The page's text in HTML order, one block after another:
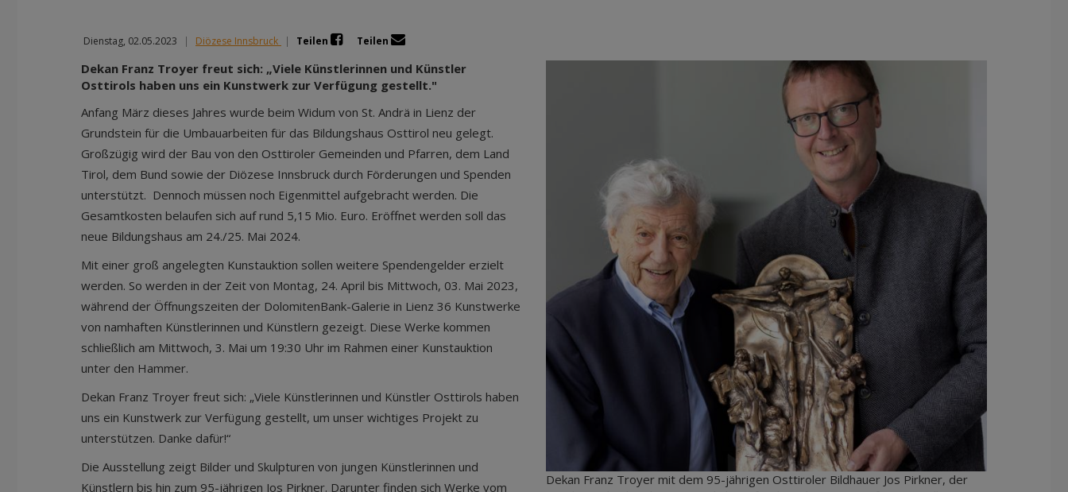
Dienstag, 02.05.2023 | Diözese Innsbruck | Teilen Teilen
Dekan Franz Troyer freut sich: „Viele Künstlerinnen und Künstler
Osttirols haben uns ein Kunstwerk zur Verfügung gestellt."
Anfang März dieses Jahres wurde beim Widum von St. Andrä in Lienz der
Grundstein für die Umbauarbeiten für das Bildungshaus Osttirol neu gelegt.
Großzügig wird der Bau von den Osttiroler Gemeinden und Pfarren, dem Land
Tirol, dem Bund sowie der Diözese Innsbruck durch Förderungen und Spenden
unterstützt. Dennoch müssen noch Eigenmittel aufgebracht werden. Die
Gesamtkosten belaufen sich auf rund 5,15 Mio. Euro. Eröffnet werden soll das
neue Bildungshaus am 24./25. Mai 2024.
Mit einer groß angelegten Kunstauktion sollen weitere Spendengelder erzielt
werden. So werden in der Zeit von Montag, 24. April bis Mittwoch, 03. Mai 2023,
während der Öffnungszeiten der DolomitenBank-Galerie in Lienz 36 Kunstwerke
von namhaften Künstlerinnen und Künstlern gezeigt. Diese Werke kommen
schließlich am Mittwoch, 3. Mai um 19:30 Uhr im Rahmen einer Kunstauktion
unter den Hammer.
Dekan Franz Troyer freut sich: „Viele Künstlerinnen und Künstler Osttirols haben
uns ein Kunstwerk zur Verfügung gestellt, um unser wichtiges Projekt zu
unterstützen. Danke dafür!“
Die Ausstellung zeigt Bilder und Skulpturen von jungen Künstlerinnen und
Künstlern bis hin zum 95-jährigen Jos Pirkner. Darunter finden sich Werke vom
Dekan Franz Troyer mit dem 95-jährigen Osttiroler Bildhauer Jos Pirkner, der